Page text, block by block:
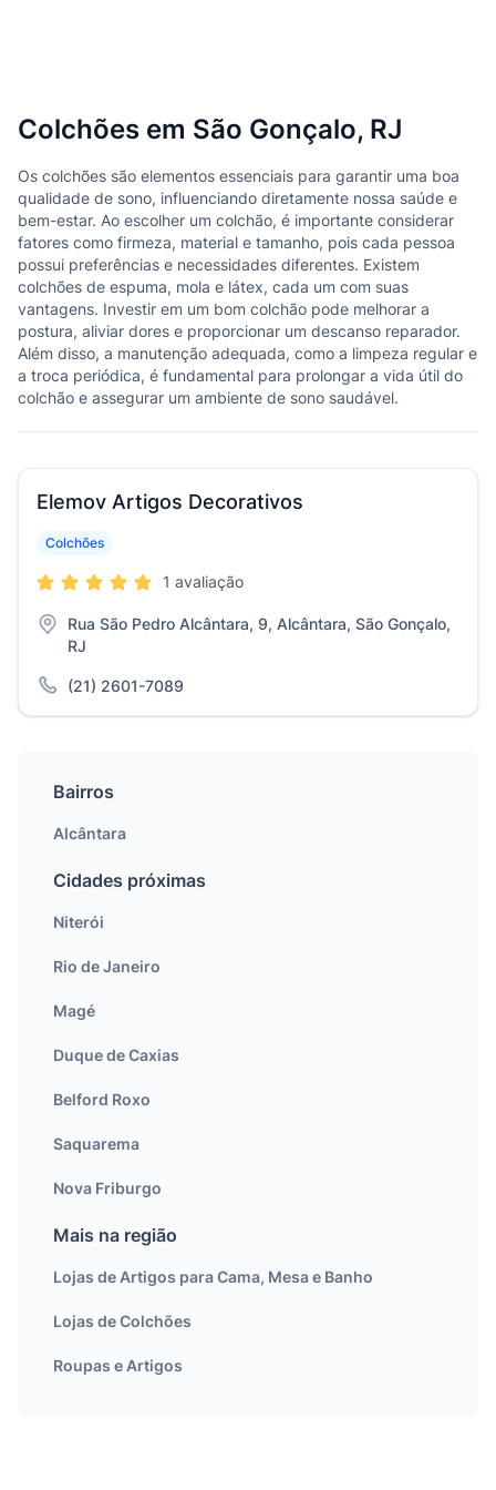
Colchões em São Gonçalo, RJ
Os colchões são elementos essenciais para garantir uma boa
qualidade de sono, influenciando diretamente nossa saúde e
bem-estar. Ao escolher um colchão, é importante considerar
fatores como firmeza, material e tamanho, pois cada pessoa
possui preferências e necessidades diferentes. Existem
colchões de espuma, mola e látex, cada um com suas
vantagens. Investir em um bom colchão pode melhorar a
postura, aliviar dores e proporcionar um descanso reparador.
Além disso, a manutenção adequada, como a limpeza regular e
a troca periódica, é fundamental para prolongar a vida útil do
colchão e assegurar um ambiente de sono saudável.
Elemov Artigos Decorativos
Colchões
1 avaliação
Rua São Pedro Alcântara, 9, Alcântara, São Gonçalo,
RJ
(21) 2601-7089
Bairros
Alcântara
Cidades próximas
Niterói
Rio de Janeiro
Magé
Duque de Caxias
Belford Roxo
Saquarema
Nova Friburgo
Mais na região
Lojas de Artigos para Cama, Mesa e Banho
Lojas de Colchões
Roupas e Artigos